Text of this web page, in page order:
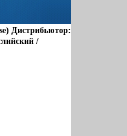
Дистрибьютор:
/